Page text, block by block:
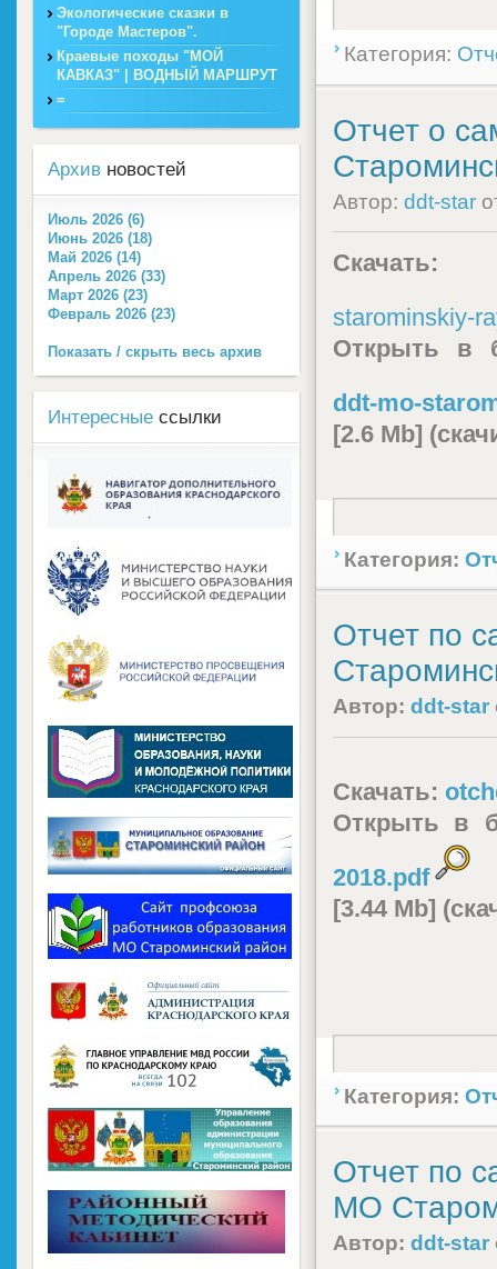
Категория:
Отчет о
Автор: ddt-star
Скачать:
starominskiy-
Открыть в
ddt-mo-
[2.6 Mb]
Категория:
Отчет по
Автор: ddt-star
Скачать:
Открыть в
2018.pdf
[3.44 Mb]
Категория:
Отчет по
МО
Автор: ddt-star
Экологические сказки в
"Городе Мастеров".
Краевые походы "МОЙ
КАВКАЗ" | ВОДНЫЙ МАРШРУТ
=
Архив новостей
Июль 2026 (6)
Июнь 2026 (18)
Май 2026 (14)
Апрель 2026 (33)
Март 2026 (23)
Февраль 2026 (23)
Показать / скрыть весь архив
Интересные ссылки